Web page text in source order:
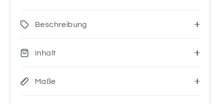
Beschreibung
Inhalt
Maße